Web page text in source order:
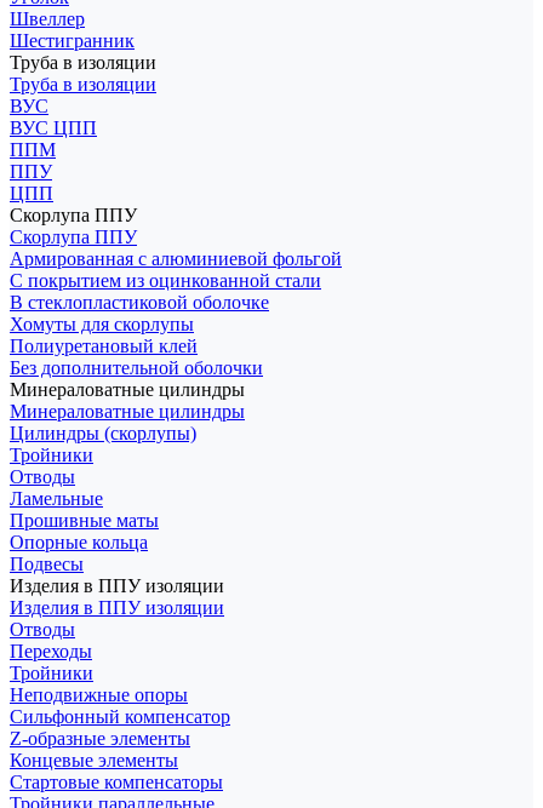
Швеллер
Шестигранник
Труба в изоляции
Труба в изоляции
ВУС
ВУС ЦПП
ППМ
ППУ
ЦПП
Скорлупа ППУ
Скорлупа ППУ
Армированная с алюминиевой фольгой
С покрытием из оцинкованной стали
В стеклопластиковой оболочке
Хомуты для скорлупы
Полиуретановый клей
Без дополнительной оболочки
Минераловатные цилиндры
Минераловатные цилиндры
Цилиндры (скорлупы)
Тройники
Отводы
Ламельные
Прошивные маты
Опорные кольца
Подвесы
Изделия в ППУ изоляции
Изделия в ППУ изоляции
Отводы
Переходы
Тройники
Неподвижные опоры
Cильфонный компенсатор
Z-образные элементы
Концевые элементы
Стартовые компенсаторы
Тройники параллельные